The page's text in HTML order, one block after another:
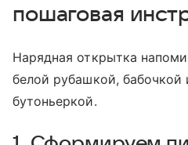
пошаговая
Нарядная открытка
белой рубашкой, бабочкой
бутоньеркой.